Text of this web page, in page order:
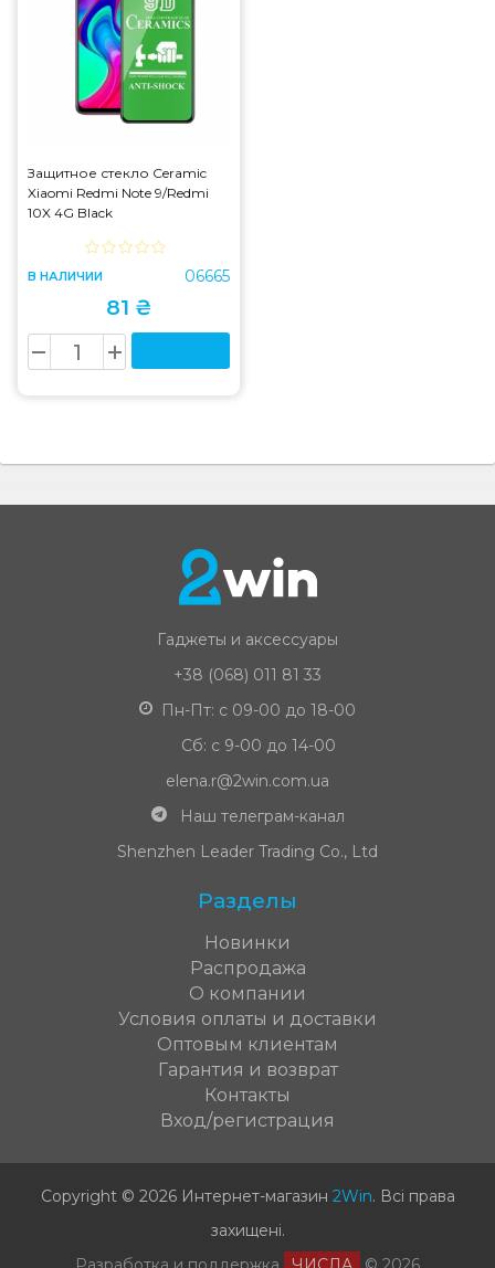
Защитное стекло Ceramic
Xiaomi Redmi Note 9/Redmi
10X 4G Black
В НАЛИЧИИ 06665
81 ₴
Гаджеты и аксессуары
+38 (068) 011 81 33
Пн-Пт: с 09-00 до 18-00
Сб: с 9-00 до 14-00
elena.r@2win.com.ua
Наш телеграм-канал
Shenzhen Leader Trading Co., Ltd
Разделы
Новинки
Распродажа
О компании
Условия оплаты и доставки
Оптовым клиентам
Гарантия и возврат
Контакты
Вход/регистрация
Copyright © 2026 Интернет-магазин 2Win. Всі права
захищені.